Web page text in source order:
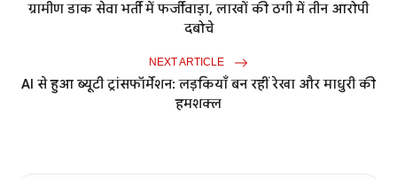
ग्रामीण डाक सेवा भर्ती में फर्जीवाड़ा, लाखों की ठगी में तीन आरोपी
दबोचे
NEXT ARTICLE
AI से हुआ ब्यूटी ट्रांसफॉर्मेशन: लड़कियाँ बन रहीं रेखा और माधुरी की
हमशक्ल